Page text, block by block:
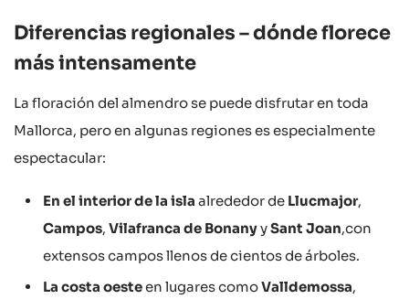
Diferencias regionales – dónde florece
más intensamente
La floración del almendro se puede disfrutar en toda
Mallorca, pero en algunas regiones es especialmente
espectacular:
En el interior de la isla alrededor de Llucmajor,
Campos, Vilafranca de BonanyySant Joan,con
extensos campos llenos de cientos de árboles.
La costa oesteen lugares comoValldemossa,